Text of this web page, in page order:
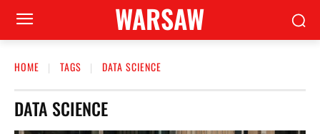
WARSAW
HOME TAGS DATA SCIENCE
DATA SCIENCE